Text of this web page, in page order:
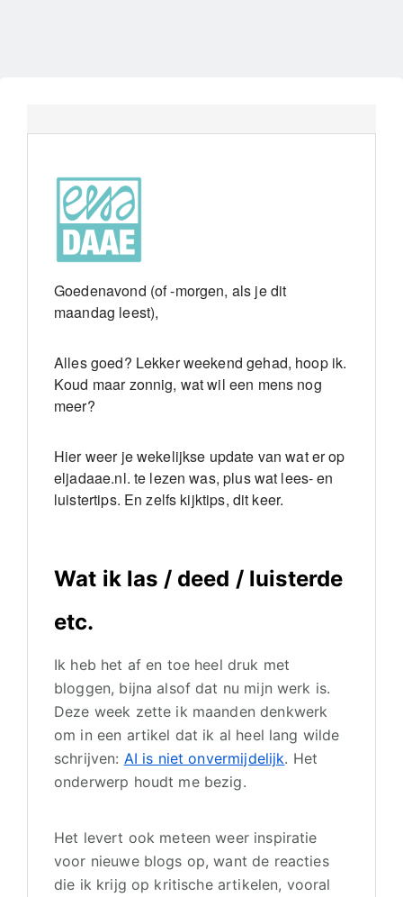
Goedenavond (of -morgen, als je dit
maandag leest),
Alles goed? Lekker weekend gehad, hoop ik.
Koud maar zonnig, wat wil een mens nog
meer?
Hier weer je wekelijkse update van wat er op
eljadaae.nl. te lezen was, plus wat lees- en
luistertips. En zelfs kijktips, dit keer.
Wat ik las / deed / luisterde
etc.
Ik heb het af en toe heel druk met
bloggen, bijna alsof dat nu mijn werk is.
Deze week zette ik maanden denkwerk
om in een artikel dat ik al heel lang wilde
schrijven: AI is niet onvermijdelijk. Het
onderwerp houdt me bezig.
Het levert ook meteen weer inspiratie
voor nieuwe blogs op, want de reacties
die ik krijg op kritische artikelen, vooral